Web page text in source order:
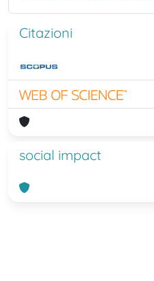
Citazioni
social impact